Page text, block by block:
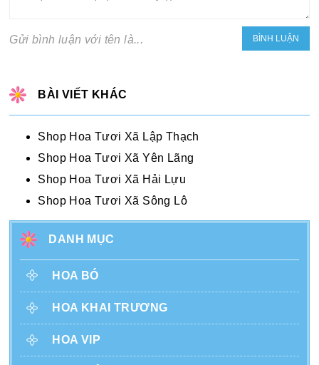
Gửi bình luận với tên là...
BÀI VIẾT KHÁC
Shop Hoa Tươi Xã Lập Thạch
Shop Hoa Tươi Xã Yên Lãng
Shop Hoa Tươi Xã Hải Lựu
Shop Hoa Tươi Xã Sông Lô
DANH MỤC
HOA BÓ
HOA KHAI TRƯƠNG
HOA VIP